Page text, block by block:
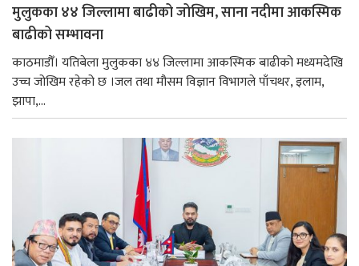
मुलुकका ४४ जिल्लामा बाढीको जोखिम, साना नदीमा आकस्मिक
बाढीको सम्भावना
काठमाडौँ। यतिबेला मुलुकका ४४ जिल्लामा आकस्मिक बाढीको मध्यमदेखि
उच्च जोखिम रहेको छ ।जल तथा मौसम विज्ञान विभागले पाँचथर, इलाम,
झापा,...